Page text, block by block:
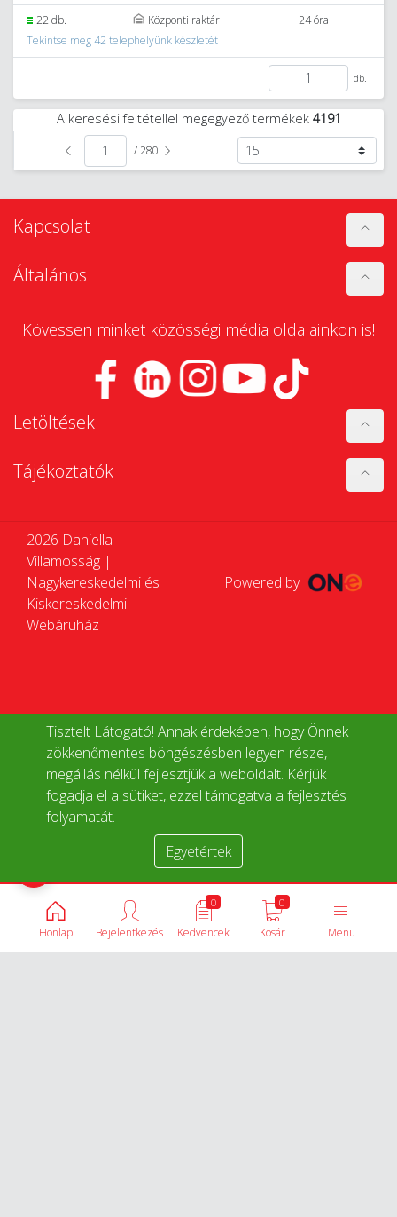
Tisztelt Látogató! Annak érdekében, hogy Önnek
zökkenőmentes böngészésben legyen része,
megállás nélkül fejlesztjük a weboldalt. Kérjük
fogadja el a sütiket, ezzel támogatva a fejlesztés
folyamatát.
Egyetértek
22 db. Központi raktár
24 óra
Tekintse meg 42 telephelyünk készletét
db.
A keresési feltétellel megegyező termékek 4191
/ 280
Kapcsolat
Általános
Kövessen minket közösségi média oldalainkon is!
Letöltések
Tájékoztatók
2026 Daniella
Villamosság |
Nagykereskedelmi és
Kiskereskedelmi
Webáruház
Powered by
Honlap Menü
0
Kosár
0
Kedvencek
Bejelentkezés
Termékek összehasonlítása